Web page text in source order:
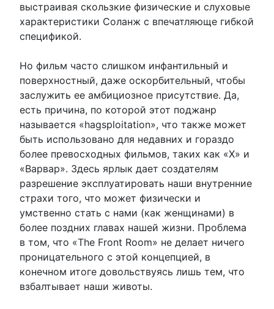
выстраивая скользкие физические и слуховые
характеристики Соланж с впечатляюще гибкой
спецификой.
Но фильм часто слишком инфантильный и
поверхностный, даже оскорбительный, чтобы
заслужить ее амбициозное присутствие. Да,
есть причина, по которой этот поджанр
называется «hagsploitation», что также может
быть использовано для недавних и гораздо
более превосходных фильмов, таких как «X» и
«Варвар». Здесь ярлык дает создателям
разрешение эксплуатировать наши внутренние
страхи того, что может физически и
умственно стать с нами (как женщинами) в
более поздних главах нашей жизни. Проблема
в том, что «The Front Room» не делает ничего
проницательного с этой концепцией, в
конечном итоге довольствуясь лишь тем, что
взбалтывает наши животы.